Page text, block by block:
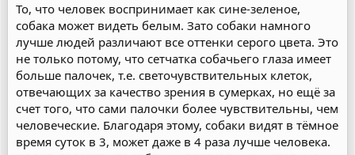
То, что человек воспринимает как сине-зеленое,
собака может видеть белым. Зато собаки намного
лучше людей различают все оттенки серого цвета. Это
не только потому, что сетчатка собачьего глаза имеет
больше палочек, т.е. светочувствительных клеток,
отвечающих за качество зрения в сумерках, но ещё за
счет того, что сами палочки более чувствительны, чем
человеческие. Благодаря этому, собаки видят в тёмное
время суток в 3, может даже в 4 раза лучше человека.